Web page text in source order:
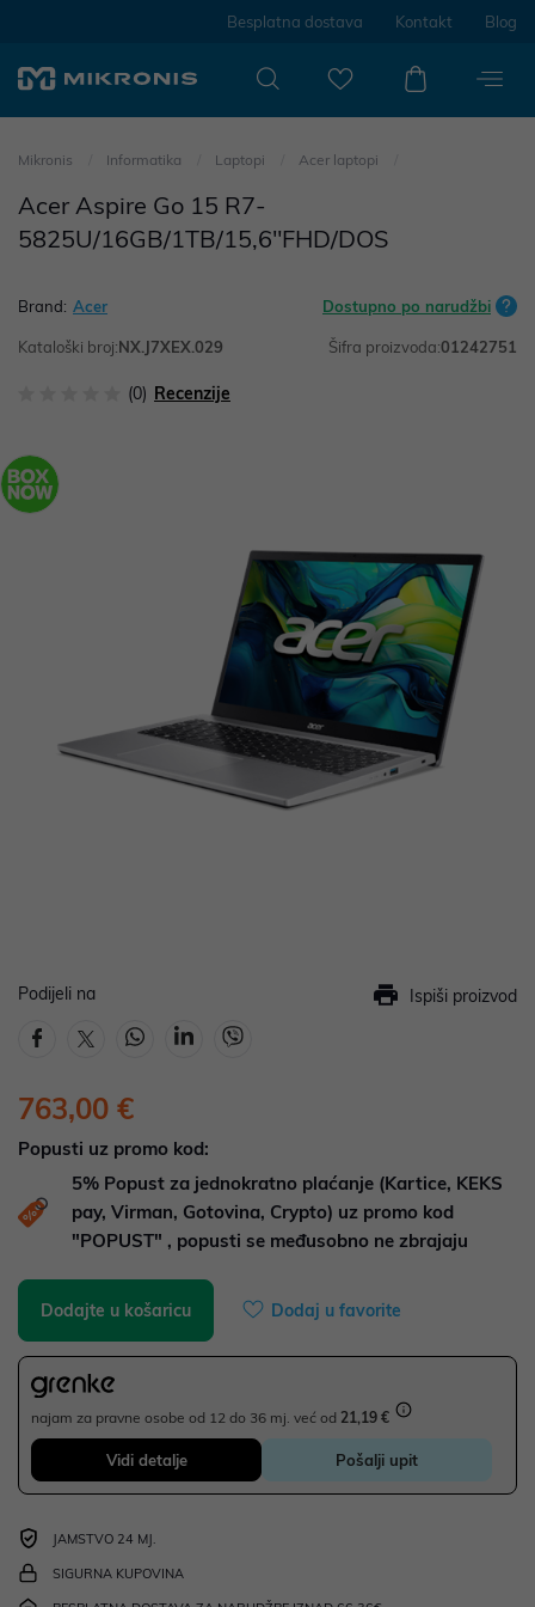
Besplatna dostava Kontakt Blog
Mikronis Informatika Laptopi Acer laptopi
Acer Aspire Go 15 R7-
5825U/16GB/1TB/15,6"FHD/DOS
Brand: Acer Dostupno po narudžbi
Kataloški broj:NX.J7XEX.029 Šifra proizvoda:01242751
(0) Recenzije
Podijeli na Ispiši proizvod
763,00 €
Popusti uz promo kod:
5% Popust za jednokratno plaćanje (Kartice, KEKS
pay, Virman, Gotovina, Crypto) uz promo kod
"POPUST" , popusti se međusobno ne zbrajaju
Dodajte u košaricu Dodaj u favorite
najam za pravne osobe od 12 do 36 mj. već od 21,19 €
Vidi detalje Pošalji upit
JAMSTVO 24 MJ.
SIGURNA KUPOVINA